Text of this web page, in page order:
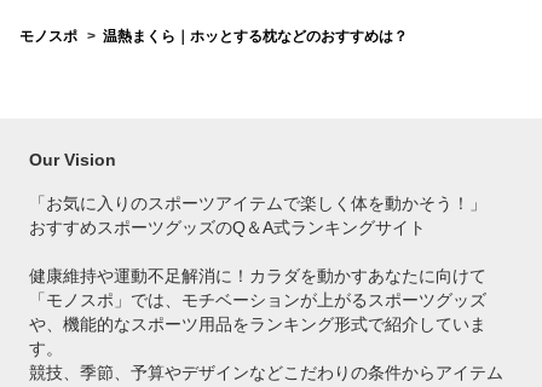
モノスポ 温熱まくら｜ホッとする枕などのおすすめは？
Our Vision
「お気に入りのスポーツアイテムで楽しく体を動かそう！」
おすすめスポーツグッズのQ＆A式ランキングサイト
健康維持や運動不足解消に！カラダを動かすあなたに向けて
「モノスポ」では、モチベーションが上がるスポーツグッズ
や、機能的なスポーツ用品をランキング形式で紹介していま
す。
競技、季節、予算やデザインなどこだわりの条件からアイテム